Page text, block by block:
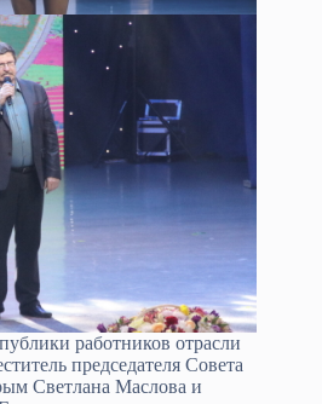
работников отрасли
председателя Совета
Светлана Маслова и